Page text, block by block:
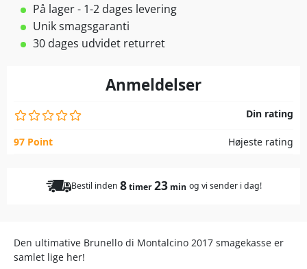
På lager - 1-2 dages levering
Unik smagsgaranti
30 dages udvidet returret
Anmeldelser
Din rating
97 Point Højeste rating
Bestil inden 8timer23 min og vi sender i dag!
Den ultimative Brunello di Montalcino 2017 smagekasse er
samlet lige her!